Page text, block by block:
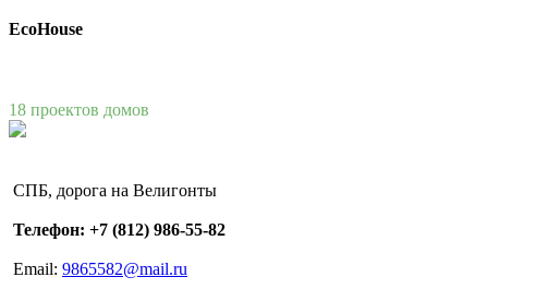
EcoHouse
18 проектов домов
СПБ, дорога на Велигонты
Телефон: +7 (812) 986-55-82
Email: 9865582@mail.ru